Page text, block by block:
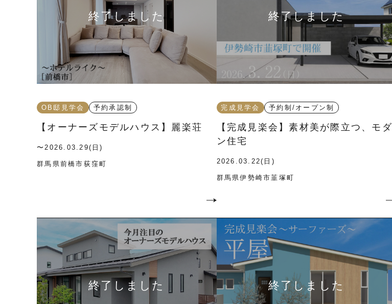
OB邸見学会 予約承認制
【オーナーズモデルハウス】麗楽荘
〜2026.03.29(日)
群馬県前橋市荻窪町
完成見学会 予約制/オープン制
【完成見楽会】素材美が際立つ、モダ
ン住宅
2026.03.22(日)
群馬県伊勢崎市韮塚町